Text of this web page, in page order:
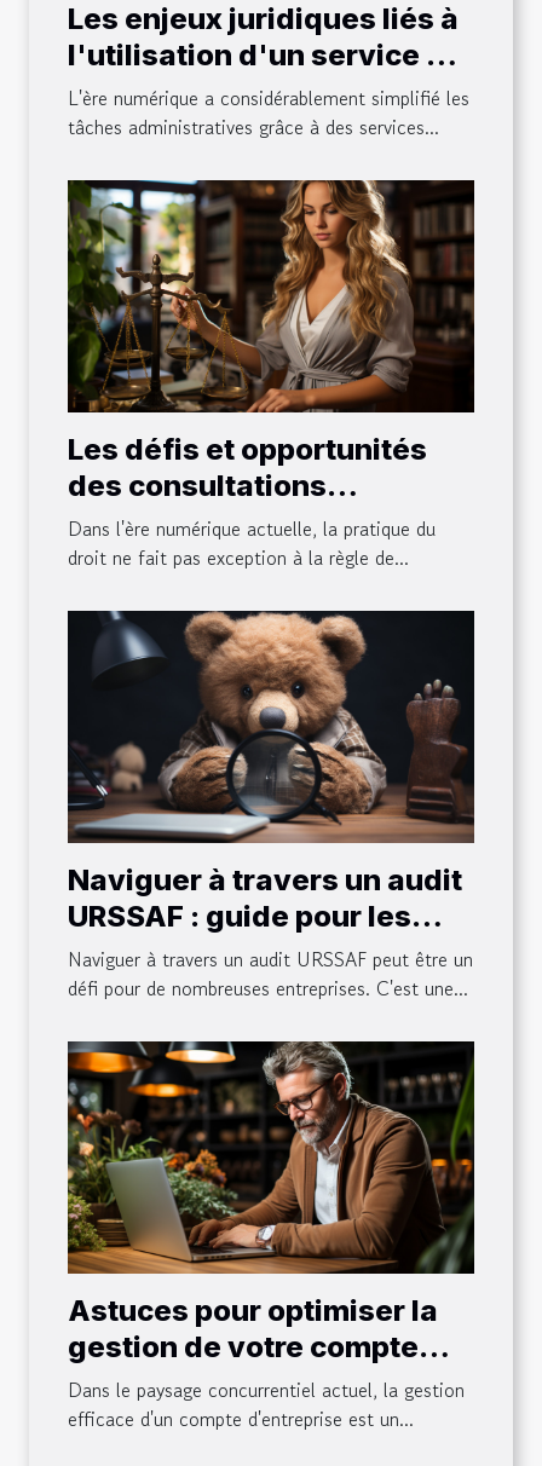
Les enjeux juridiques liés à
l'utilisation d'un service de
télésecrétariat
L'ère numérique a considérablement simplifié les
tâches administratives grâce à des services...
Les défis et opportunités
des consultations
juridiques virtuelles
Dans l'ère numérique actuelle, la pratique du
droit ne fait pas exception à la règle de...
Naviguer à travers un audit
URSSAF : guide pour les
entreprises
Naviguer à travers un audit URSSAF peut être un
défi pour de nombreuses entreprises. C'est une...
Astuces pour optimiser la
gestion de votre compte
entreprise
Dans le paysage concurrentiel actuel, la gestion
efficace d'un compte d'entreprise est un...